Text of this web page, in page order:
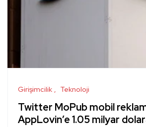
Girişimcilik Teknoloji
Twitter MoPub mobil reklam
AppLovin’e 1.05 milyar